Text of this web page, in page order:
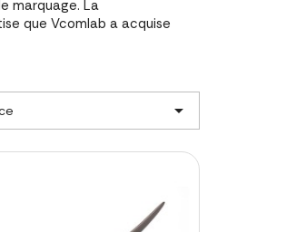
marquage. La
que Vcomlab a acquise
